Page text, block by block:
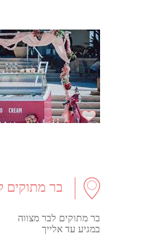
בר מתוקים
בר מתוקים לבר מצווה
במגיע עד אלייך